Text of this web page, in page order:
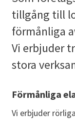
tillgång till
förmånliga
Vi erbjuder
stora
Förmånliga
Vi erbjuder